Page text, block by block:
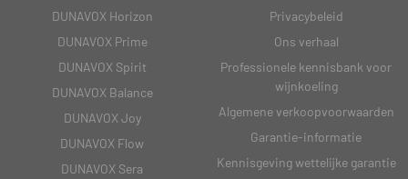
DUNAVOX Horizon
DUNAVOX Prime
DUNAVOX Spirit
DUNAVOX Balance
DUNAVOX Joy
DUNAVOX Flow
DUNAVOX Sera
Privacybeleid
Ons verhaal
Professionele kennisbank voor
wijnkoeling
Algemene verkoopvoorwaarden
Garantie-informatie
Kennisgeving wettelijke garantie